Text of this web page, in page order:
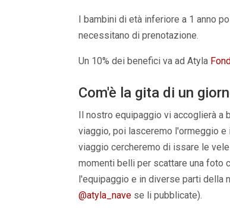
I bambini di età inferiore a 1 anno
necessitano di prenotazione.
Un 10% dei benefici va ad Atyla
Com'è la gita di un
Il nostro equipaggio vi accoglierà a
viaggio, poi lasceremo l'ormeggio e
viaggio cercheremo di issare le
momenti belli per scattare una foto
l'equipaggio e in diverse parti della
@atyla_nave se li pubblicate).